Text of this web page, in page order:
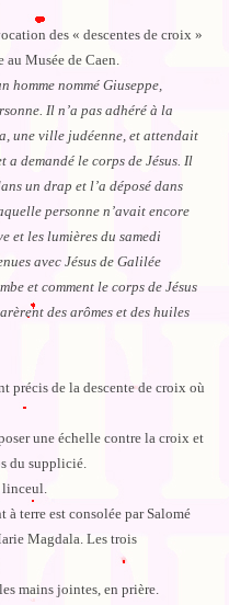
des « descentes de croix »
au Musée de Caen.
homme nommé Giuseppe,
Il n’a pas adhéré à la
une ville judéenne, et attendait
a demandé le corps de Jésus. Il
un drap et l’a déposé dans
personne n’avait encore
et les lumières du samedi
avec Jésus de Galilée
et comment le corps de Jésus
des arômes et des huiles
précis de la descente de croix où
une échelle contre la croix et
du supplicié.
linceul.
terre est consolée par Salomé
Magdala. Les trois
mains jointes, en prière.